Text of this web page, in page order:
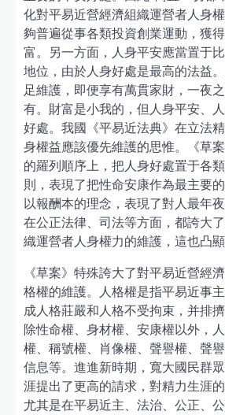
化對平易近營經濟組織運營者人身
夠普遍從事各類投資創業運動，獲
富。另一方面，人身平安應當置于
地位，由於人身好處是最高的法益
足維護，即便享有萬貫家財，一夜
有。財富是小我的，但人身平安、
好處。我國《平易近法典》在立法
身權益應該優先維護的思惟。《草
的羅列順序上，把人身好處置于各
則，表現了把性命安康作為最主要
以報酬本的理念，表現了對人最年
在公正法律、司法等方面，都誇大
織運營者人身權力的維護，這也凸顯
《草案》特殊誇大了對平易近營經
格權的維護。人格權是指平易近事
成人格莊嚴和人格不受拘束，并排擠
除性命權、身材權、安康權以外，
權、稱號權、肖像權、聲譽權、聲
信息等。進進新時期，寬大國民群
涯提出了更高的請求，對精力生涯
尤其是在平易近主、法治、公正、